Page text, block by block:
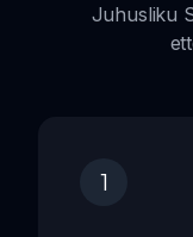
Juhusliku
1